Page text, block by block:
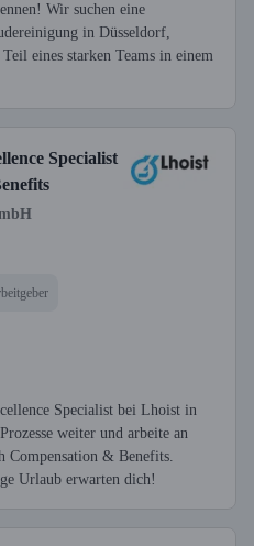
Wir suchen eine
in Düsseldorf,
eines starken Teams in einem
Specialist
Specialist bei Lhoist in
weiter und arbeite an
Compensation & Benefits.
Urlaub erwarten dich!